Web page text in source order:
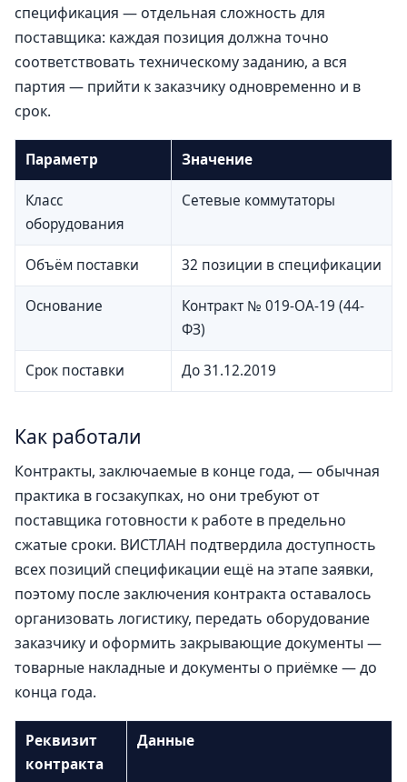
спецификация — отдельная сложность для
поставщика: каждая позиция должна точно
соответствовать техническому заданию, а вся
партия — прийти к заказчику одновременно и в
срок.
Параметр Значение
Класс
оборудования
Сетевые коммутаторы
Объём поставки 32 позиции в спецификации
Основание
Контракт № 019-ОА-19 (44-
ФЗ)
Срок поставки До 31.12.2019
Как работали
Контракты, заключаемые в конце года, — обычная
практика в госзакупках, но они требуют от
поставщика готовности к работе в предельно
сжатые сроки. ВИСТЛАН подтвердила доступность
всех позиций спецификации ещё на этапе заявки,
поэтому после заключения контракта оставалось
организовать логистику, передать оборудование
заказчику и оформить закрывающие документы —
товарные накладные и документы о приёмке — до
конца года.
Реквизит
контракта
Данные